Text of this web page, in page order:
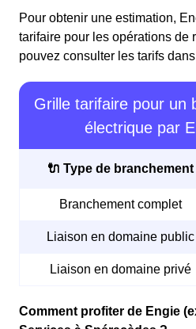
Pour obtenir une estimation,
tarifaire pour les opérations de
pouvez consulter les tarifs
Grille tarifaire pour un
électrique par
🔌 Type de branchement
Branchement complet
Liaison en domaine public
Liaison en domaine privé
Comment profiter de Engie